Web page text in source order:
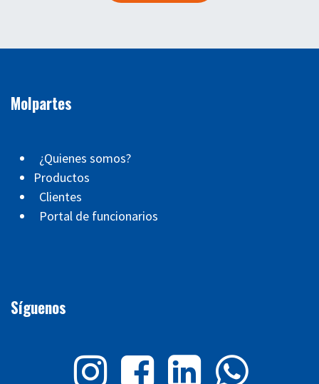
Molpartes
¿Quienes somos?
Productos
Clientes
Portal de funcionarios
Síguenos